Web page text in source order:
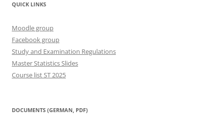
QUICK LINKS
Moodle group
Facebook group
Study and Examination Regulations
Master Statistics Slides
Course list ST 2025
DOCUMENTS (GERMAN, PDF)